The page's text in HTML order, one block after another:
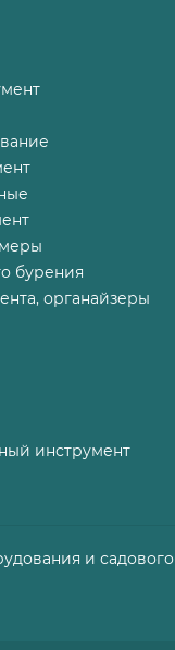
бурения
органайзеры
инструмент
и